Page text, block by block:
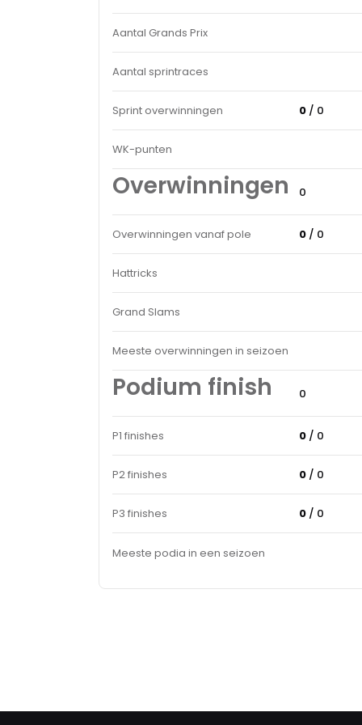
Aantal Grands Prix
Aantal sprintraces
Sprint overwinningen 0 / 0
WK-punten
Overwinningen 0
Overwinningen vanaf pole 0 / 0
Hattricks
Grand Slams
Meeste overwinningen in seizoen
Podium finish 0
P1 finishes 0 / 0
P2 finishes 0 / 0
P3 finishes 0 / 0
Meeste podia in een seizoen